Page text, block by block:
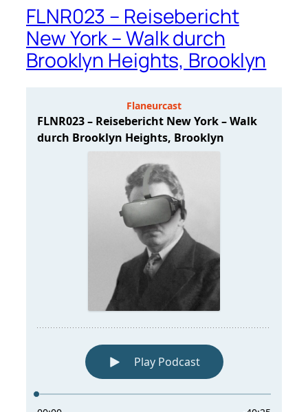
FLNR023 – Reisebericht
New York – Walk durch
Brooklyn Heights, Brooklyn